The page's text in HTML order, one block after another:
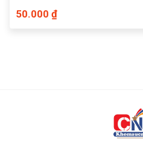
50.000 ₫